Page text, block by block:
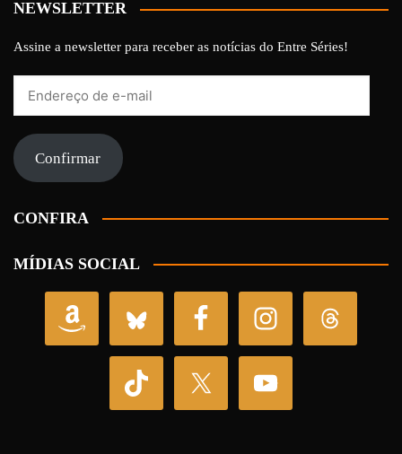
NEWSLETTER
Assine a newsletter para receber as notícias do Entre Séries!
mail Confirmar
CONFIRA
MÍDIAS SOCIAL